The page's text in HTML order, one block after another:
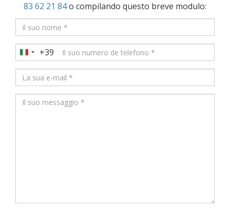
83 62 21 84o compilando questo breve modulo:
Italy
+39
+39